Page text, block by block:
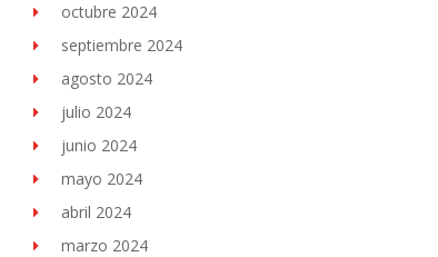
octubre 2024
septiembre 2024
agosto 2024
julio 2024
junio 2024
mayo 2024
abril 2024
marzo 2024